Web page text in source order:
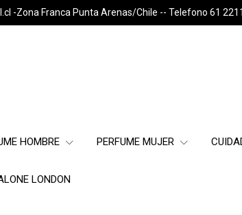
-Zona Franca Punta Arenas/Chile -- Telefono 61
HOMBRE PERFUME MUJER
LONDON